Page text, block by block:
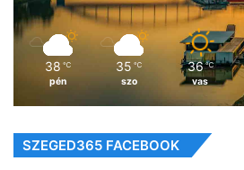
38 ℃
pén
35 ℃
szo
36 ℃
vas
SZEGED365 FACEBOOK